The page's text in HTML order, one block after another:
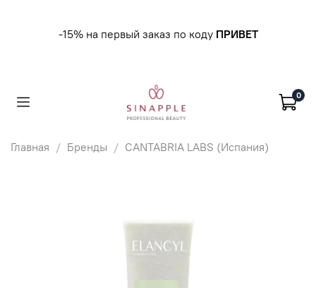
-15% на первый заказ по коду ПРИВЕТ
0
Главная Бренды CANTABRIA LABS (Испания)